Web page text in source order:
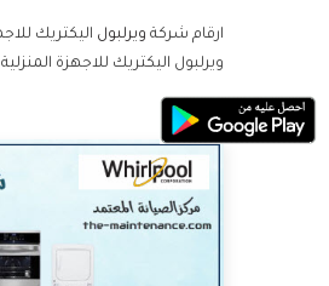
ارقام شركة ويرلبول اليكتريك
ويرلبول اليكتريك للاجهزة